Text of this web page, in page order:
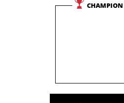
CHAMPION